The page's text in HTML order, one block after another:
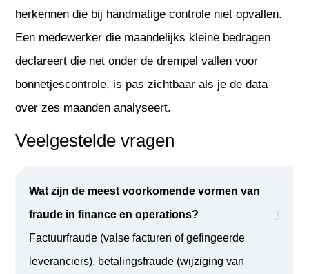
herkennen die bij handmatige controle niet opvallen.
Een medewerker die maandelijks kleine bedragen
declareert die net onder de drempel vallen voor
bonnetjescontrole, is pas zichtbaar als je de data
over zes maanden analyseert.
Veelgestelde vragen
Wat zijn de meest voorkomende vormen van
fraude in finance en operations?
Factuurfraude (valse facturen of gefingeerde
leveranciers), betalingsfraude (wijziging van